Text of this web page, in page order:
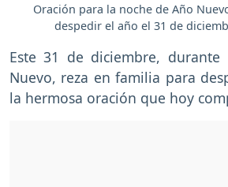
Oración para la noche de Año
despedir el año el 31 de
Este 31 de diciembre,
Nuevo, reza en familia para
la hermosa oración que hoy